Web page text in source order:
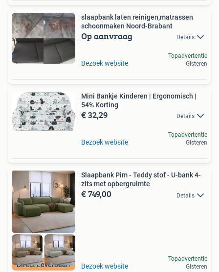
slaapbank laten reinigen,matrassen
schoonmaken Noord-Brabant
Op aanvraag Details
Bezoek website
Topadvertentie
Gisteren
Mini Bankje Kinderen | Ergonomisch |
54% Korting
€ 32,29 Details
Bezoek website
Topadvertentie
Gisteren
Direct Leverbaar!
Slaapbank Pim - Teddy stof - U-bank 4-
zits met opbergruimte
€ 749,00 Details
Bezoek website
Topadvertentie
Gisteren